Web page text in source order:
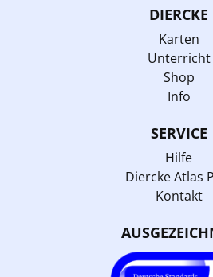
DIERCKE
Karten
Unterricht
Shop
Info
SERVICE
Hilfe
Diercke Atlas
Kontakt